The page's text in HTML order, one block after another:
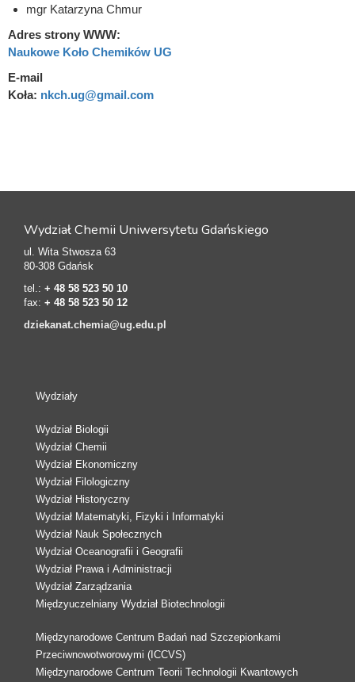
mgr Katarzyna Chmur
Adres strony WWW:
Naukowe Koło Chemików UG
E-mail
Koła: nkch.ug@gmail.com
Wydział Chemii Uniwersytetu Gdańskiego
ul. Wita Stwosza 63
80-308 Gdańsk
tel.: + 48 58 523 50 10
fax: + 48 58 523 50 12
dziekanat.chemia@ug.edu.pl
Wydziały
Wydział Biologii
Wydział Chemii
Wydział Ekonomiczny
Wydział Filologiczny
Wydział Historyczny
Wydział Matematyki, Fizyki i Informatyki
Wydział Nauk Społecznych
Wydział Oceanografii i Geografii
Wydział Prawa i Administracji
Wydział Zarządzania
Międzyuczelniany Wydział Biotechnologii
Międzynarodowe Centrum Badań nad Szczepionkami
Przeciwnowotworowymi (ICCVS)
Międzynarodowe Centrum Teorii Technologii Kwantowych